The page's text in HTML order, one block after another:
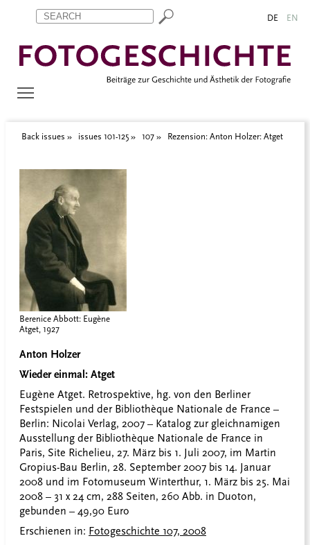
Zum Inhalt springen
Aktuelle Seite: Rezension: Anton Holzer: Atget DE EN
Back issues issues 101-125 107 Rezension: Anton Holzer: Atget
Berenice Abbott: Eugène
Atget, 1927
Anton Holzer
Wieder einmal: Atget
Eugène Atget. Retrospektive, hg. von den Berliner
Festspielen und der Bibliothèque Nationale de France –
Berlin: Nicolai Verlag, 2007 – Katalog zur gleichnamigen
Ausstellung der Bibliothèque Nationale de France in
Paris, Site Richelieu, 27. März bis 1. Juli 2007, im Martin
Gropius-Bau Berlin, 28. September 2007 bis 14. Januar
2008 und im Fotomuseum Winterthur, 1. März bis 25. Mai
2008 – 31 x 24 cm, 288 Seiten, 260 Abb. in Duoton,
gebunden – 49,90 Euro
Erschienen in: Fotogeschichte 107, 2008